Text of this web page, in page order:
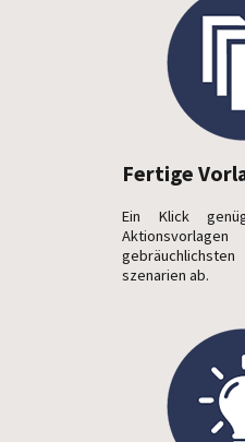
Fertige
Ein Klick
szenarien ab.